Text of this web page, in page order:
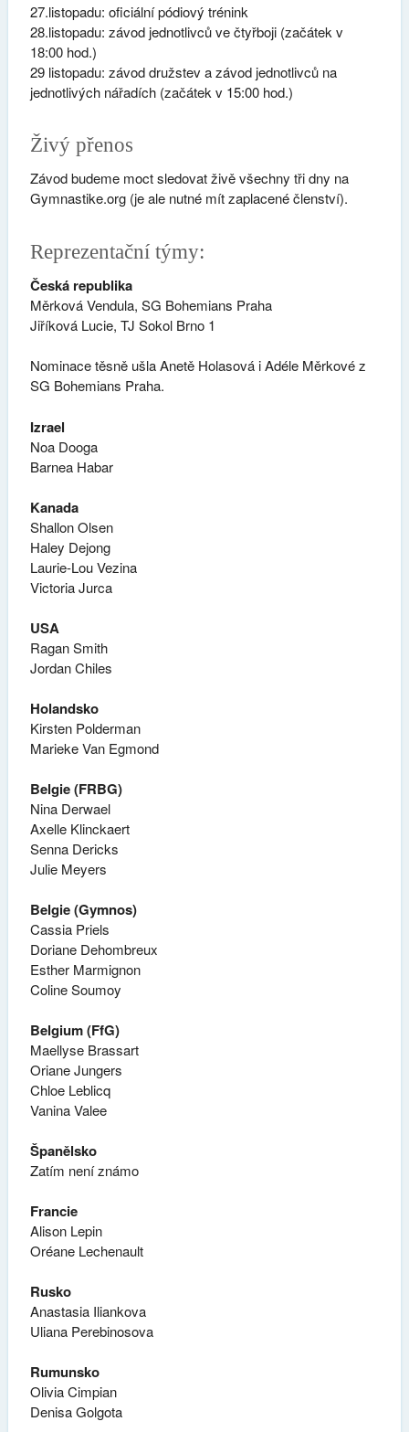
27.listopadu: oficiální pódiový trénink
28.listopadu: závod jednotlivců ve čtyřboji (začátek v
18:00 hod.)
29 listopadu: závod družstev a závod jednotlivců na
jednotlivých nářadích (začátek v 15:00 hod.)
Živý přenos
Závod budeme moct sledovat živě všechny tři dny na
Gymnastike.org (je ale nutné mít zaplacené členství).
Reprezentační týmy:
Česká republika
Měrková Vendula, SG Bohemians Praha
Jiříková Lucie, TJ Sokol Brno 1
Nominace těsně ušla Anetě Holasová i Adéle Měrkové z
SG Bohemians Praha.
Izrael
Noa Dooga
Barnea Habar
Kanada
Shallon Olsen
Haley Dejong
Laurie-Lou Vezina
Victoria Jurca
USA
Ragan Smith
Jordan Chiles
Holandsko
Kirsten Polderman
Marieke Van Egmond
Belgie (FRBG)
Nina Derwael
Axelle Klinckaert
Senna Dericks
Julie Meyers
Belgie (Gymnos)
Cassia Priels
Doriane Dehombreux
Esther Marmignon
Coline Soumoy
Belgium (FfG)
Maellyse Brassart
Oriane Jungers
Chloe Leblicq
Vanina Valee
Španělsko
Zatím není známo
Francie
Alison Lepin
Oréane Lechenault
Rusko
Anastasia Iliankova
Uliana Perebinosova
Rumunsko
Olivia Cimpian
Denisa Golgota